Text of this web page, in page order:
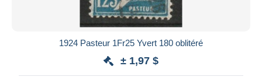
1924 Pasteur 1Fr25 Yvert 180 oblitéré
± 1,97 $